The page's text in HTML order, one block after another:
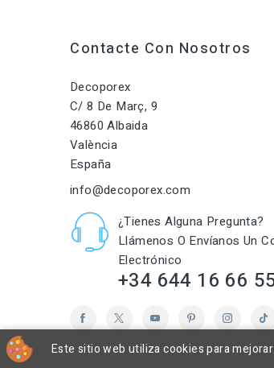
Contacte Con Nosotros
Decoporex
C/ 8 De Març, 9
46860 Albaida
València
España
info@decoporex.com
¿Tienes Alguna Pregunta?
Llámenos O Envíanos Un
Electrónico
+34 644 16 66
Este sitio web utiliza cookies para